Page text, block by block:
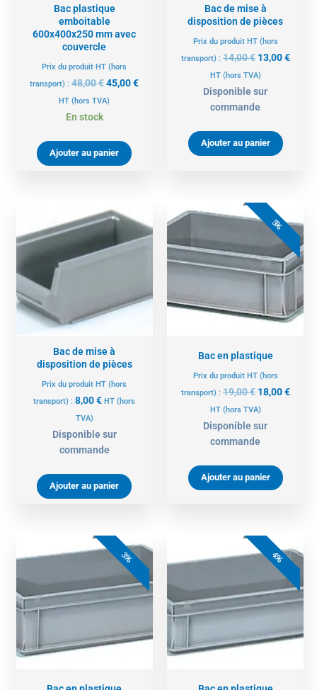
Bac plastique
emboitable
600x400x250 mm avec
couvercle
Prix du produit HT (hors
transport) :48,00€45,00€
HT (hors TVA)
En stock
Ajouter au panier
Bac de mise à
disposition de pièces
Prix du produit HT (hors
transport) :14,00€ 13,00€
HT (hors TVA)
Disponible sur
commande
Ajouter au panier
Bac de mise à
disposition de pièces
Prix du produit HT (hors
transport) :8,00€ HT (hors
TVA)
Disponible sur
commande
Ajouter au panier
5%
Bac en plastique
Prix du produit HT (hors
transport) :19,00€
Le
prix
initial
était :
19,00 €.
18,00€
prix
actuel
est :
18,00
HT (hors TVA)
Disponible sur
commande
Ajouter au panier
3%
Le
prix
initial
était :
30,00 €.
prix
actuel
est :
29,00 €.
4%
Le
prix
initial
28,00 €.
prix
actuel
est :
27,00